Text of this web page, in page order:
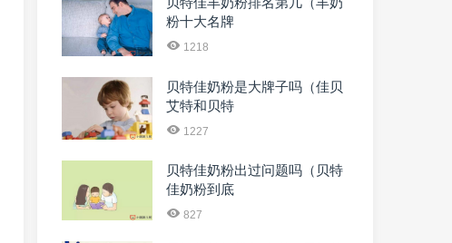
粉十大名牌
1218
贝特佳奶粉是大牌子吗（佳贝
艾特和贝特
1227
贝特佳奶粉出过问题吗（贝特
佳奶粉到底
827